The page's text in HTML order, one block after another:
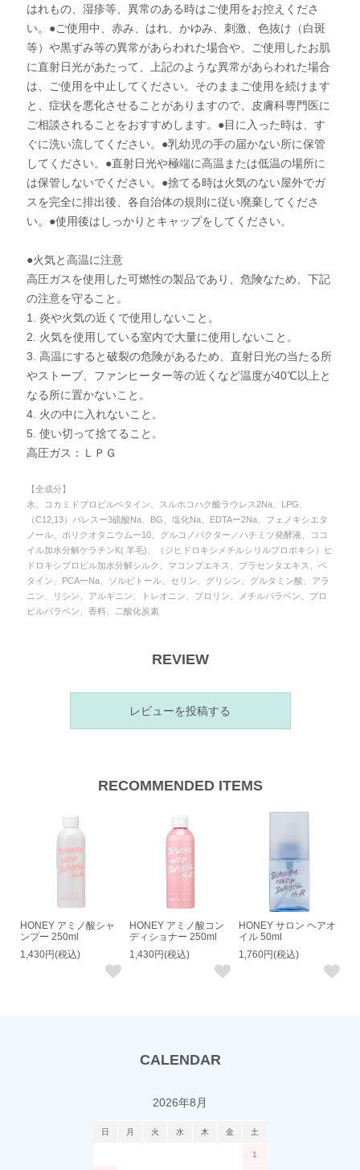
はれもの、湿疹等、異常のある時はご使用をお控えくださ
い。●ご使用中、赤み、はれ、かゆみ、刺激、色抜け（白斑
等）や黒ずみ等の異常があらわれた場合や、ご使用したお肌
に直射日光があたって、上記のような異常があらわれた場合
は、ご使用を中止してください。そのままご使用を続けます
と、症状を悪化させることがありますので、皮膚科専門医に
ご相談されることをおすすめします。●目に入った時は、す
ぐに洗い流してください。●乳幼児の手の届かない所に保管
してください。●直射日光や極端に高温または低温の場所に
は保管しないでください。●捨てる時は火気のない屋外でガ
スを完全に排出後、各自治体の規則に従い廃棄してくださ
い。●使用後はしっかりとキャップをしてください。
●火気と高温に注意
高圧ガスを使用した可燃性の製品であり、危険なため、下記
の注意を守ること。
1. 炎や火気の近くで使用しないこと。
2. 火気を使用している室内で大量に使用しないこと。
3. 高温にすると破裂の危険があるため、直射日光の当たる所
やストーブ、ファンヒーター等の近くなど温度が40℃以上と
なる所に置かないこと。
4. 火の中に入れないこと。
5. 使い切って捨てること。
高圧ガス：ＬＰＧ
【全成分】
水、コカミドプロピルベタイン、スルホコハク酸ラウレス2Na、LPG、
（C12,13）パレスー3硫酸Na、BG、塩化Na、EDTAー2Na、フェノキシエタ
ノール、ポリクオタニウムー10、グルコノバクター／ハチミツ発酵液、ココ
イル加水分解ケラチンK( 羊毛)、（ジヒドロキシメチルシリルプロポキシ）ヒ
ドロキシプロピル加水分解シルク、マコンブエキス、プラセンタエキス、ベ
タイン、PCAーNa、ソルビトール、セリン、グリシン、グルタミン酸、アラ
ニン、リシン、アルギニン、トレオニン、プロリン、メチルパラベン、プロ
ピルパラベン、香料、二酸化炭素
REVIEW
レビューを投稿する
RECOMMENDED ITEMS
HONEY アミノ酸シャ
ンプー 250ml
1,430円(税込)
HONEY アミノ酸コン
ディショナー 250ml
1,430円(税込)
HONEY サロン ヘアオ
イル 50ml
1,760円(税込)
CALENDAR
2026年8月
日 月 火 水 木 金 土
1